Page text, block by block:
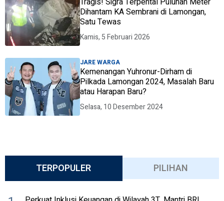
Dihantam KA Sembrani di Lamongan,
Satu Tewas
Kamis, 5 Februari 2026
JARE WARGA
Kemenangan Yuhronur-Dirham di
Pilkada Lamongan 2024, Masalah Baru
atau Harapan Baru?
Selasa, 10 Desember 2024
TERPOPULER PILIHAN